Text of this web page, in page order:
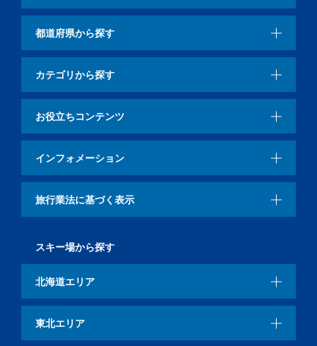
都道府県から探す
カテゴリから探す
お役立ちコンテンツ
インフォメーション
旅行業法に基づく表示
スキー場から探す
北海道エリア
東北エリア